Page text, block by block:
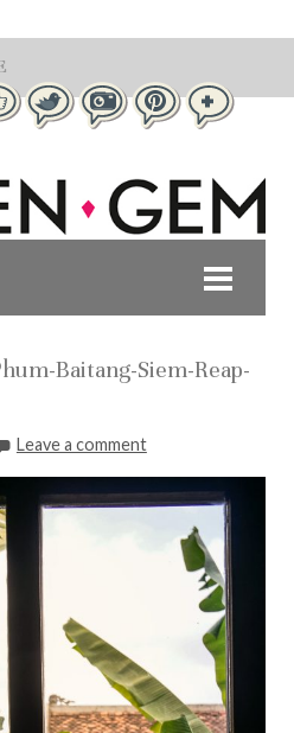
Baitang-Siem-Reap-
Leave a comment